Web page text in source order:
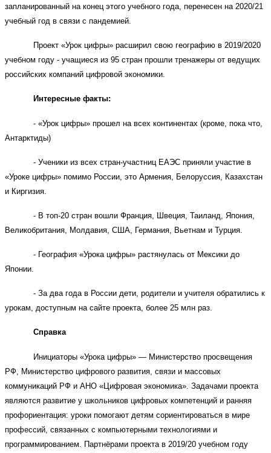
запланированный на конец этого учебного года, перенесен на 2020/21
учебный год в связи с пандемией.
Проект «Урок цифры» расширил свою географию в 2019/2020
учебном году - учащиеся из 95 стран прошли тренажеры от ведущих
российских компаний цифровой экономики.
Интересные факты:
- «Урок цифры» прошел на всех континентах (кроме, пока что,
Антарктиды)
- Ученики из всех стран-участниц ЕАЭС приняли участие в
«Уроке цифры» помимо России, это Армения, Белоруссия, Казахстан
и Киргизия.
- В топ-20 стран вошли Франция, Швеция, Таиланд, Япония,
Великобритания, Молдавия, США, Германия, Вьетнам и Турция.
- География «Урока цифры» растянулась от Мексики до
Японии.
- За два года в России дети, родители и учителя обратились к
урокам, доступным на сайте проекта, более 25 млн раз.
Справка
Инициаторы «Урока цифры» — Министерство просвещения
РФ, Министерство цифрового развития, связи и массовых
коммуникаций РФ и АНО «Цифровая экономика». Задачами проекта
являются развитие у школьников цифровых компетенций и ранняя
профориентация: уроки помогают детям сориентироваться в мире
профессий, связанных с компьютерными технологиями и
программированием. Партнёрами проекта в 2019/20 учебном году